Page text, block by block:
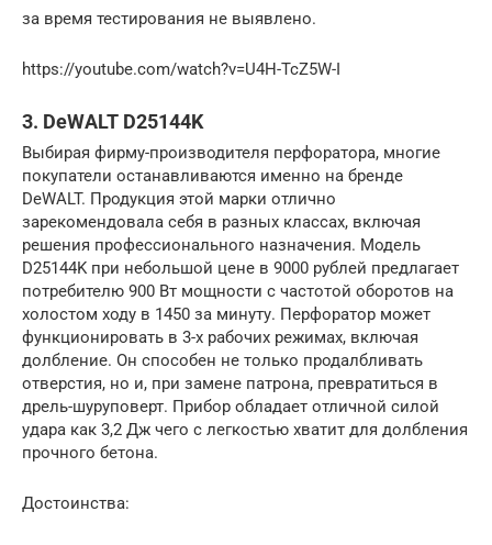
за время тестирования не выявлено.
https://youtube.com/watch?v=U4H-TcZ5W-I
3. DeWALT D25144K
Выбирая фирму-производителя перфоратора, многие
покупатели останавливаются именно на бренде
DeWALT. Продукция этой марки отлично
зарекомендовала себя в разных классах, включая
решения профессионального назначения. Модель
D25144K при небольшой цене в 9000 рублей предлагает
потребителю 900 Вт мощности с частотой оборотов на
холостом ходу в 1450 за минуту. Перфоратор может
функционировать в 3-х рабочих режимах, включая
долбление. Он способен не только продалбливать
отверстия, но и, при замене патрона, превратиться в
дрель-шуруповерт. Прибор обладает отличной силой
удара как 3,2 Дж чего с легкостью хватит для долбления
прочного бетона.
Достоинства: